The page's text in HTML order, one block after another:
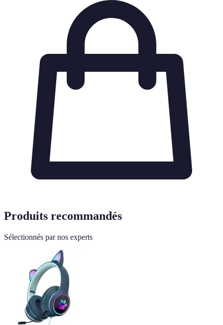
Produits recommandés
Sélectionnés par nos experts